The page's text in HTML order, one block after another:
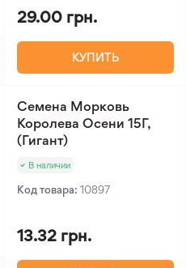
29.00 грн.
КУПИТЬ
Семена Морковь
Королева Осени 15Г,
(Гигант)
В наличии
Код товара: 10897
13.32 грн.